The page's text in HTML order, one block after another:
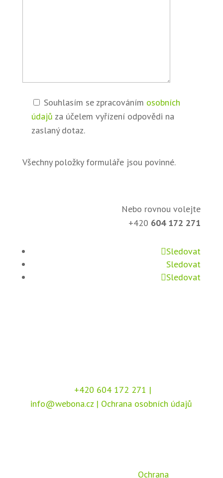
Souhlasím se zpracováním osobních
údajů za účelem vyřízení odpovědi na
zaslaný dotaz.
Všechny položky formuláře jsou povinné.
Nebo rovnou volejte
+420 604 172 271
Sledovat
Sledovat
Sledovat
+420 604 172 271 |
info@webona.cz | Ochrana osobních údajů
Ochrana